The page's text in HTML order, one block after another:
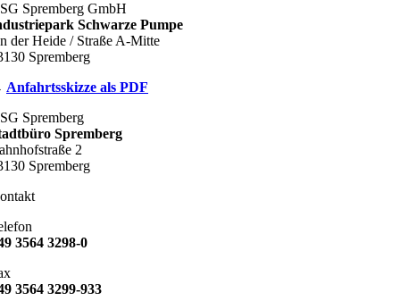
Spremberg GmbH
Schwarze Pumpe
der Heide / Straße A-Mitte
Spremberg
Anfahrtsskizze als PDF
Spremberg
Spremberg
2
Spremberg
3564 3298-0
3564 3299-933